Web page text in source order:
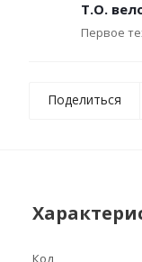
Т.О.
Первое
Поделиться
Код